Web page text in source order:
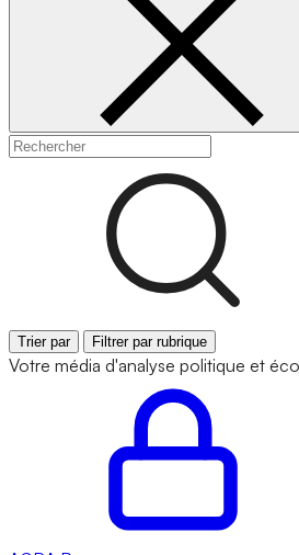
Trier par Filtrer par rubrique
Votre média d'analyse politique et